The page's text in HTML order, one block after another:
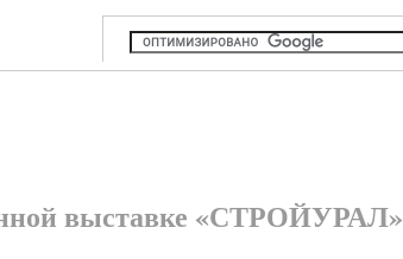
выставке «СТРОЙУРАЛ»